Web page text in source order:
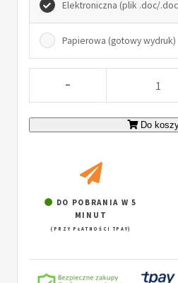
Elektroniczna (plik .doc/
Papierowa (gotowy wydruk)
-
Do
DO POBRANIA W 5
MINUT
(PRZY PŁATNOŚCI TPAY)